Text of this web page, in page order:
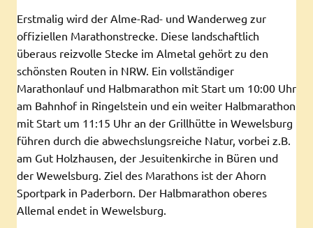
Erstmalig wird der Alme-Rad- und Wanderweg zur
offiziellen Marathonstrecke. Diese landschaftlich
überaus reizvolle Stecke im Almetal gehört zu den
schönsten Routen in NRW. Ein vollständiger
Marathonlauf und Halbmarathon mit Start um 10:00 Uhr
am Bahnhof in Ringelstein und ein weiter Halbmarathon
mit Start um 11:15 Uhr an der Grillhütte in Wewelsburg
führen durch die abwechslungsreiche Natur, vorbei z.B.
am Gut Holzhausen, der Jesuitenkirche in Büren und
der Wewelsburg. Ziel des Marathons ist der Ahorn
Sportpark in Paderborn. Der Halbmarathon oberes
Allemal endet in Wewelsburg.